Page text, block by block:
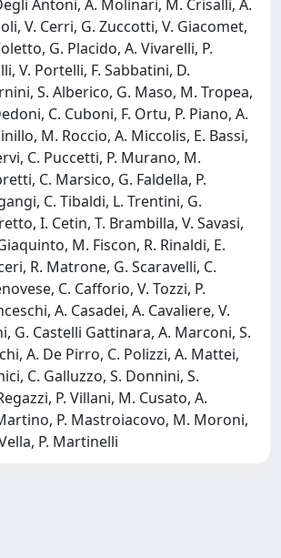
Antoni, A. Molinari, M. Crisalli, A.
V. Cerri, G. Zuccotti, V. Giacomet,
G. Placido, A. Vivarelli, P.
V. Portelli, F. Sabbatini, D.
S. Alberico, G. Maso, M. Tropea,
C. Cuboni, F. Ortu, P. Piano, A.
M. Roccio, A. Miccolis, E. Bassi,
C. Puccetti, P. Murano, M.
C. Marsico, G. Faldella, P.
C. Tibaldi, L. Trentini, G.
I. Cetin, T. Brambilla, V. Savasi,
M. Fiscon, R. Rinaldi, E.
R. Matrone, G. Scaravelli, C.
C. Cafforio, V. Tozzi, P.
A. Casadei, A. Cavaliere, V.
G. Castelli Gattinara, A. Marconi, S.
A. De Pirro, C. Polizzi, A. Mattei,
C. Galluzzo, S. Donnini, S.
P. Villani, M. Cusato, A.
P. Mastroiacovo, M. Moroni,
P. Martinelli